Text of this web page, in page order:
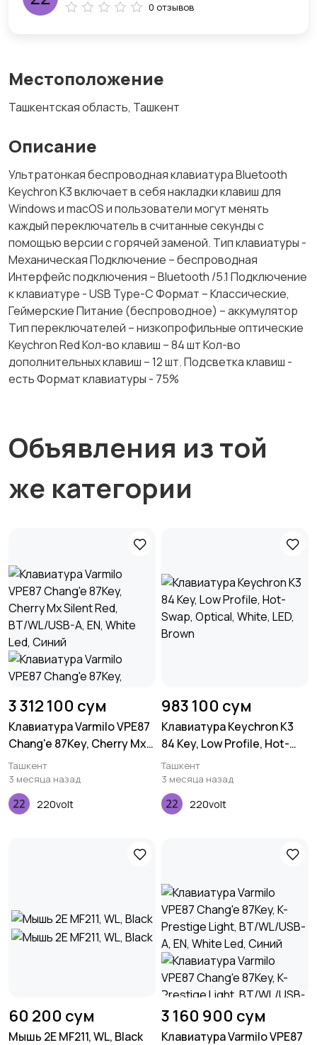
Местоположение
Ташкентская область, Ташкент
Описание
Ультратонкая беспроводная клавиатура Bluetooth
Keychron K3 включает в себя накладки клавиш для
Windows и macOS и пользователи могут менять
каждый переключатель в считанные секунды с
помощью версии с горячей заменой. Тип клавиатуры -
Механическая Подключение – беспроводная
Интерфейс подключения – Bluetooth /5.1 Подключение
к клавиатуре - USB Type-C Формат – Классические,
Геймерские Питание (беспроводное) – аккумулятор
Тип переключателей – низкопрофильные оптические
Keychron Red Кол-во клавиш – 84 шт Кол-во
дополнительных клавиш – 12 шт. Подсветка клавиш -
есть Формат клавиатуры - 75%
0 отзывов
Объявления из той
же категории
3 312 100 сум
Клавиатура Varmilo VPE87
Chang'e 87Key, Cherry Mx
Silent Red, BT/WL/USB-A,
EN, White Led, Синий
Ташкент
3 месяца назад
220volt
983 100 сум
Клавиатура Keychron K3
84 Key, Low Profile, Hot-
Swap, Optical, White, LED,
Brown
Ташкент
3 месяца назад
220volt
60 200 сум
Мышь 2E MF211, WL, Black
3 160 900 сум
Клавиатура Varmilo VPE87